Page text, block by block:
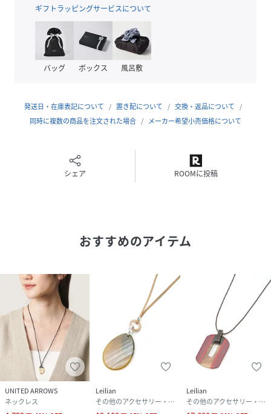
※この商品は、柄の出方に個体差があります。商品画像は参
考程度にご参照ください。ご購入の際にご指定いただくこと
はできませんので、予めご了承ください。
※商品画像は、光の当たり具合やパソコンなどの閲覧環境に
より、実際の色味と異なって見える場合がございます。予め
▼お気に入り登録のおすすめ▼
レディース
原産国
素材
サイズ
品番
RS2265_DR26230
DR26230-2240818-6-bE RS2265)
ギフトラッピングサービスについて
バッグ ボックス 風呂敷
発送日・在庫表記について 置き配について
交換・返品について
同時に複数の商品を注文された場合
メーカー希望小売価格について
シェア ROOMに投稿
おすすめのアイテム
UNITED ARROWS
ネックレス
Leilian
その他のアクセサリー・腕時計
Leilian
その他のアクセサリー・腕時計